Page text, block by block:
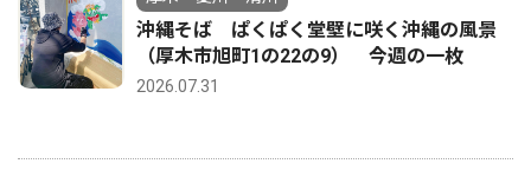
沖縄そば ぱくぱく堂壁に咲く沖縄の風景
（厚木市旭町1の22の9） 今週の一枚
2026.07.31